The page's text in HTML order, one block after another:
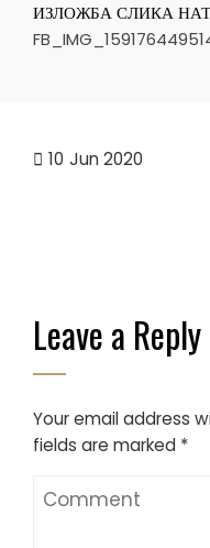
ИЗЛОЖБА СЛИКА
10 Jun 2020
Leave a Reply
Your email address
fields are marked *